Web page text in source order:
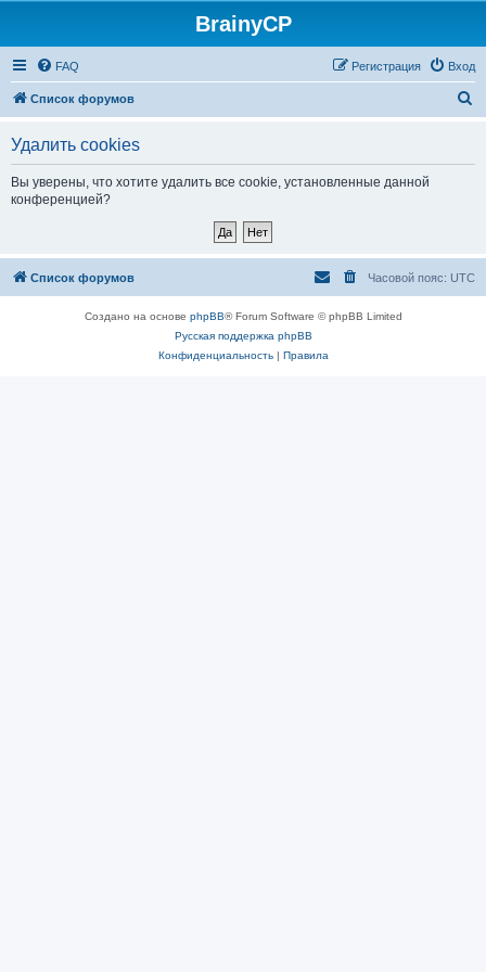
BrainyCP
FAQ Вход
Регистрация
Список форумов
Удалить cookies
Вы уверены, что хотите удалить все cookie, установленные данной
конференцией?
Список форумов Часовой пояс: UTC
Создано на основе phpBB® Forum Software © phpBB Limited
Русская поддержка phpBB
Конфиденциальность| Правила